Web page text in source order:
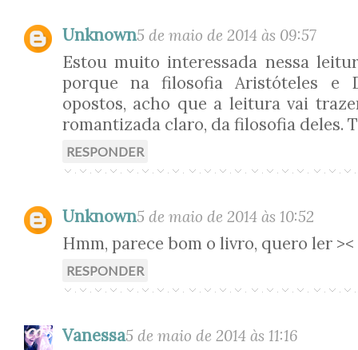
Unknown5 de maio de 2014 às 09:57
Estou muito interessada nessa
porque na filosofia Aristóteles e
opostos, acho que a leitura vai
romantizada claro, da filosofia deles.
RESPONDER
Unknown5 de maio de 2014 às 10:52
Hmm, parece bom o livro, quero ler ><
RESPONDER
Vanessa5 de maio de 2014 às 11:16